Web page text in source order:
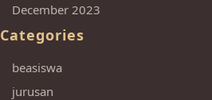
December 2023
Categories
beasiswa
jurusan